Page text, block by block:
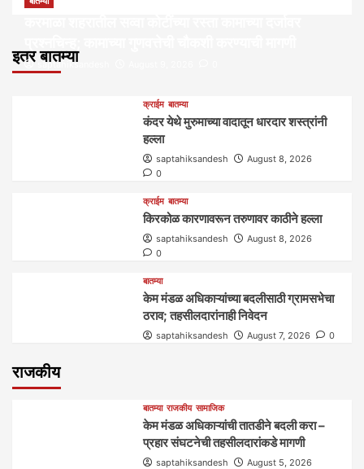
इतर बातम्या
saptahiksandesh
क्राईम बातम्या
कंदर येथे मुरुमाच्या वादातून धारदार शस्त्रांनी
हल्ला
saptahiksandesh
August 8, 2026
0
क्राईम बातम्या
किरकोळ कारणावरून तरुणावर काठीने हल्ला
saptahiksandesh
August 8, 2026
0
बातम्या
केम मंडळ अधिकाऱ्यांच्या बदलीसाठी ग्रामसभेचा
ठराव; तहसीलदारांनाही निवेदन
saptahiksandesh August 7, 2026 0
राजकीय
बातम्या राजकीय सामाजिक
केम मंडळ अधिकाऱ्यांची तातडीने बदली करा –
प्रहार संघटनेची तहसीलदारांकडे मागणी
saptahiksandesh
August 5, 2026